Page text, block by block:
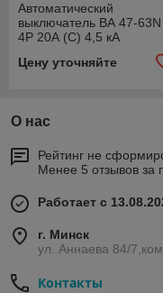
Автоматический
выключатель ВА 47-63N
4P 20А (C) 4,5 кА
Цену уточняйте
О нас
Рейтинг не
Менее 5 отзывов за
Работает с
г. Минск
ул. Аннаева 84/
Контакты